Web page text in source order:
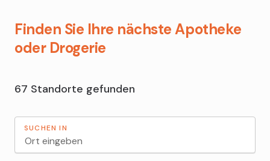
Finden Sie Ihre nächste Apotheke
oder Drogerie
67 Standorte gefunden
SUCHEN IN